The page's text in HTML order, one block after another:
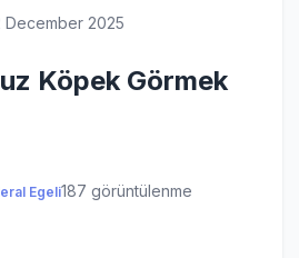
December 2025
Köpek Görmek
Egeli187 görüntülenme